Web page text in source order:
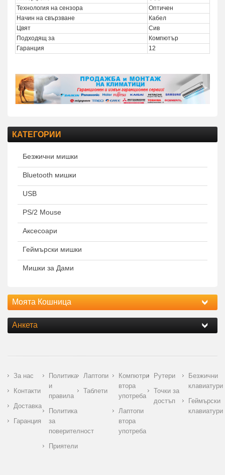
Технология на сензора
Оптичен
Начин на свързване
Кабел
Цвят
Сив
Подходящ за
Компютър
Гаранция
12
КАТЕГОРИИ
Безжични мишки
Bluetooth мишки
USB
PS/2 Mouse
Аксесоари
Геймърски мишки
Мишки за Дами
Моята Кошница
Анкета
За нас
Контакти
Доставка
Гаранция
Политика
и
правила
Политика
за
поверителност
Приятели
Лаптопи
Таблети
Компютри
втора
употреба
Лаптопи
втора
употреба
Рутери
Точки за
достъп
Безжични
клавиатури
Геймърски
клавиатури